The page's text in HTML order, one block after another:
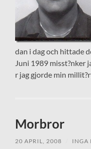
dan i dag och hittade
Juni 1989 misst?nker
r jag gjorde min
Morbror
20 APRIL, 2008 INGA